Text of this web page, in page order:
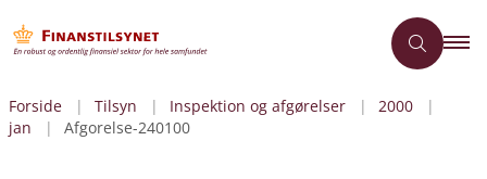
Forside Tilsyn Inspektion og afgørelser
2000
jan
Afgorelse-240100